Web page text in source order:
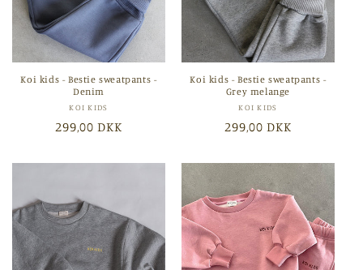
Koi kids - Bestie sweatpants -
Denim
Forhandler:
KOI KIDS
Normalpris
299,00 DKK
Koi kids - Bestie sweatpants -
Grey melange
Forhandler:
KOI KIDS
Normalpris
299,00 DKK